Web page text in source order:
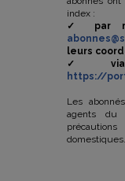
index :
✓ par
leurs
✓ via
https://
Les
agents du
domestiques.